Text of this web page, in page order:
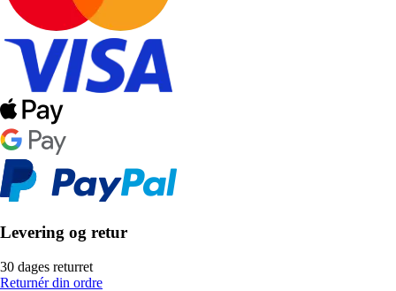
Levering og retur
30 dages returret
Returnér din ordre